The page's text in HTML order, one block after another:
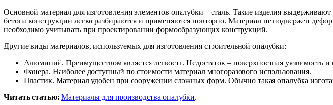
Основной материал для изготовления элементов опалубки – сталь. Такие изделия
бетона конструкции легко разбираются и применяются повторно. Материал не подвержен
необходимо учитывать при проектировании формообразующих конструкций.
Другие виды материалов, используемых для изготовления строительной опалубки:
Алюминий. Преимуществом является легкость. Недостаток – поверхностная уязвимость
Фанера. Наиболее доступный по стоимости материал многоразового использования.
Пластик. Материал удобен при сооружении сложных форм. Обычно такая опалубка
Читать статью: Материалы для производства опалубки.